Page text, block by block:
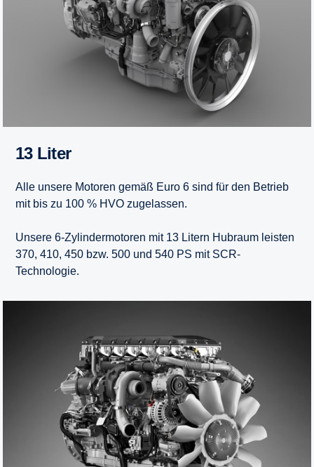
13 Liter
Alle unsere Motoren gemäß Euro 6 sind für den Betrieb
mit bis zu 100 % HVO zugelassen.
Unsere 6-Zylindermotoren mit 13 Litern Hubraum leisten
370, 410, 450 bzw. 500 und 540 PS mit SCR-
Technologie.